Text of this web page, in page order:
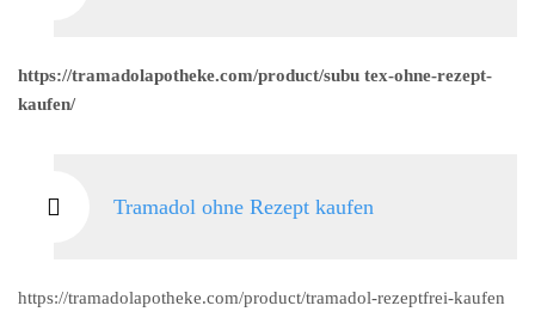
https://tramadolapotheke.com/product/subu tex-ohne-rezept-
kaufen/
Tramadol ohne Rezept kaufen
https://tramadolapotheke.com/product/tramadol-rezeptfrei-kaufen